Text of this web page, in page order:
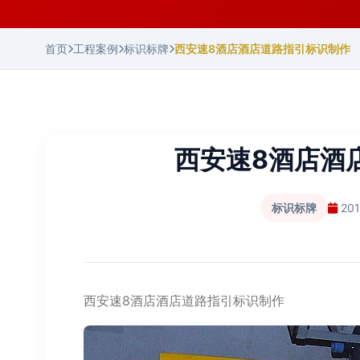
首页 工程案例 标识标牌 西安速8酒店酒店道路指引标识制作
西安速8酒店酒
标识标牌
西安速8酒店酒店道路指引标识制作